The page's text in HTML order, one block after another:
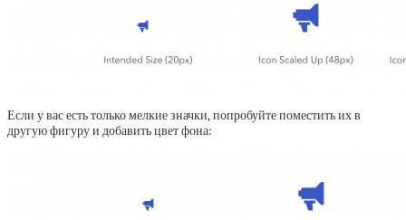
Если у вас есть только мелкие значки, попробуйте поместить их в
другую фигуру и добавить цвет фона: